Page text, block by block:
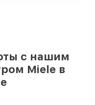
с нашим
Miele в